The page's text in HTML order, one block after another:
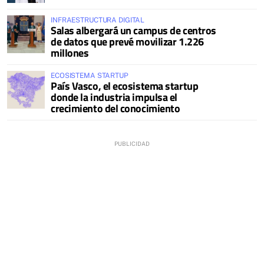
INFRAESTRUCTURA DIGITAL
Salas albergará un campus de centros
de datos que prevé movilizar 1.226
millones
ECOSISTEMA STARTUP
País Vasco, el ecosistema startup
donde la industria impulsa el
crecimiento del conocimiento